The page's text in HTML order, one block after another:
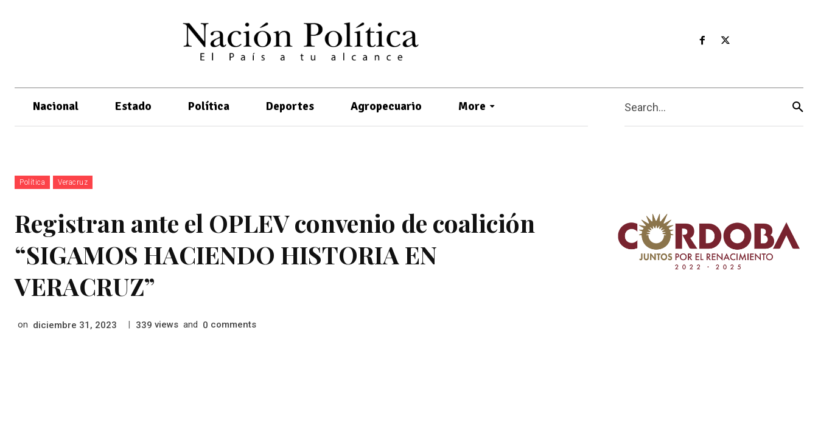
Nacional Estado Política Deportes Agropecuario More Search...
Política Veracruz
Registran ante el OPLEV convenio de coalición
“SIGAMOS HACIENDO HISTORIA EN
VERACRUZ”
on diciembre 31, 2023 339 views and 0 comments